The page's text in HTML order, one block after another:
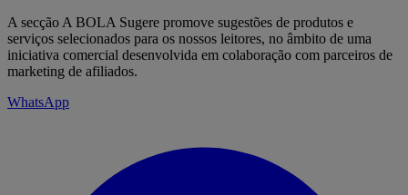
A secção A BOLA Sugere promove sugestões de produtos e
serviços selecionados para os nossos leitores, no âmbito de uma
iniciativa comercial desenvolvida em colaboração com parceiros de
marketing de afiliados.
WhatsApp